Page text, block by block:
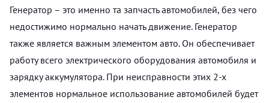
Генератор – это именно та запчасть автомобилей, без чего
недостижимо нормально начать движение. Генератор
также является важным элементом авто. Он обеспечивает
работу всего электрического оборудования автомобиля и
зарядку аккумулятора. При неисправности этих 2-х
элементов нормальное использование автомобилей будет